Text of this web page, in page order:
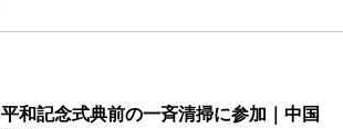
平和記念式典前の一斉清掃に参加｜中国